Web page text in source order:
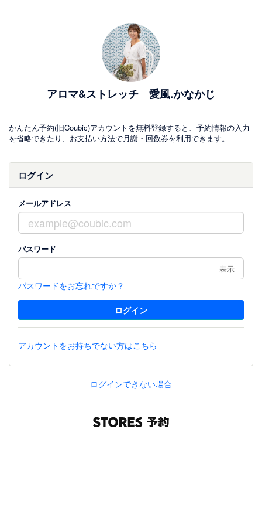
アロマ&ストレッチ 愛風.かなかじ
かんたん予約(旧Coubic)アカウントを無料登録すると、予約情報の入力
を省略できたり、お支払い方法で月謝・回数券を利用できます。
ログイン
メールアドレス
パスワード
表示
パスワードをお忘れですか？
アカウントをお持ちでない方はこちら
ログインできない場合